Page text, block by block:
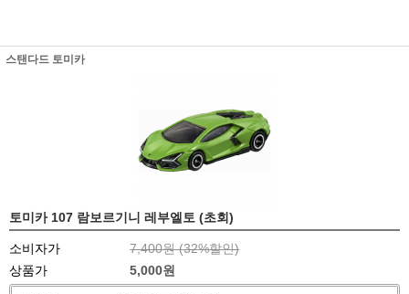
스탠다드 토미카
토미카 107 람보르기니 레부엘토 (초회)
소비자가 7,400원 (32%할인)
상품가
5,000원